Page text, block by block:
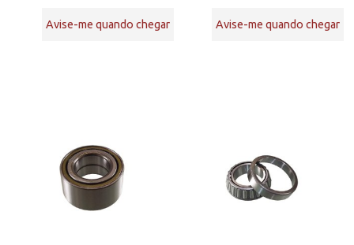
Avise-me quando chegar Avise-me quando chegar